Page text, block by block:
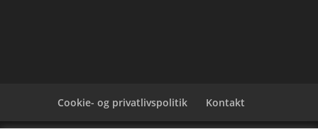
Cookie- og privatlivspolitik Kontakt